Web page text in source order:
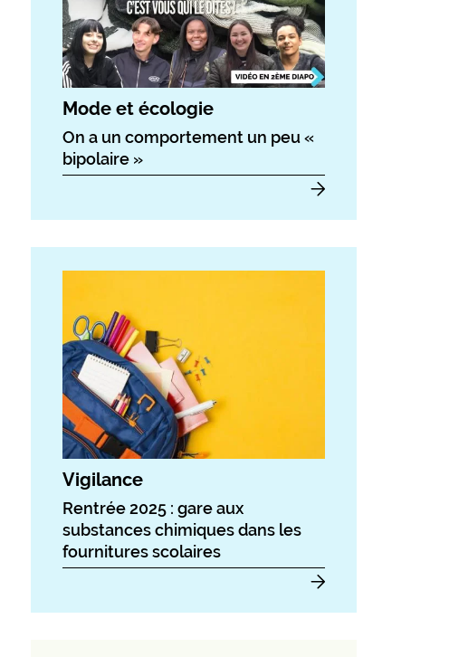
Mode et écologie
On a un comportement un peu «
bipolaire »
Vigilance
Rentrée 2025 : gare aux
substances chimiques dans les
fournitures scolaires